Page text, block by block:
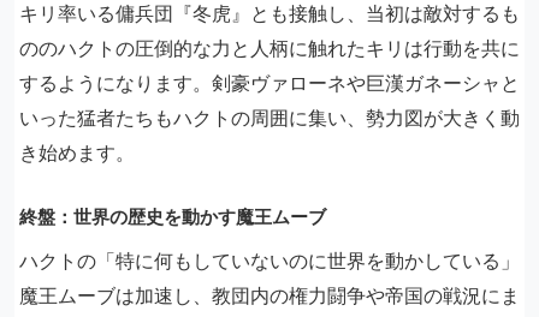
キリ率いる傭兵団『冬虎』とも接触し、当初は敵対するも
ののハクトの圧倒的な力と人柄に触れたキリは行動を共に
するようになります。剣豪ヴァローネや巨漢ガネーシャと
いった猛者たちもハクトの周囲に集い、勢力図が大きく動
き始めます。
終盤：世界の歴史を動かす魔王ムーブ
ハクトの「特に何もしていないのに世界を動かしている」
魔王ムーブは加速し、教団内の権力闘争や帝国の戦況にま